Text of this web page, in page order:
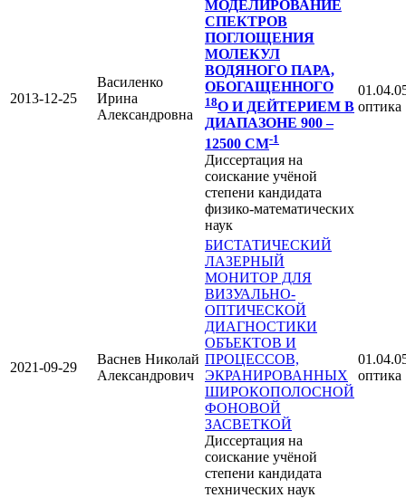
2013-12-25
Василенко
Ирина
Александровна
МОДЕЛИРОВАНИЕ
СПЕКТРОВ
ПОГЛОЩЕНИЯ
МОЛЕКУЛ
ВОДЯНОГО ПАРА,
ОБОГАЩЕННОГО
18O И ДЕЙТЕРИЕМ В
ДИАПАЗОНЕ 900 –
12500 СМ-1
Диссертация на
соискание учёной
степени кандидата
физико-математических
наук
оптика
2021-09-29
Васнев Николай
Александрович
БИСТАТИЧЕСКИЙ
ЛАЗЕРНЫЙ
МОНИТОР ДЛЯ
ВИЗУАЛЬНО-
ОПТИЧЕСКОЙ
ДИАГНОСТИКИ
ОБЪЕКТОВ И
ПРОЦЕССОВ,
ЭКРАНИРОВАННЫХ
ШИРОКОПОЛОСНОЙ
ФОНОВОЙ
ЗАСВЕТКОЙ
Диссертация на
соискание учёной
степени кандидата
технических наук
оптика